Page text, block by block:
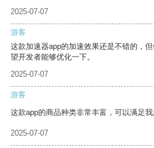
2025-07-07
游客
这款加速器app的加速效果还是不错的，
望开发者能够优化一下。
2025-07-07
游客
这款app的商品种类非常丰富，可以满足我
2025-07-07